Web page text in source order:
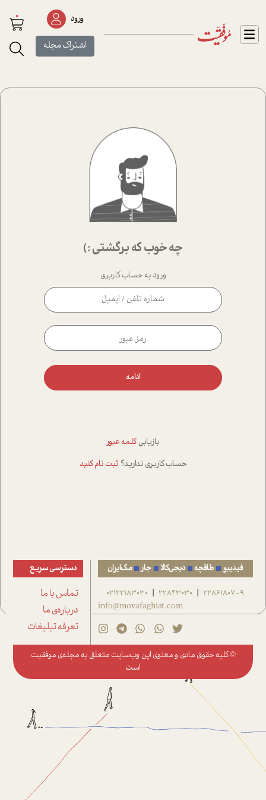
ورود
اشتراک مجله
0
چه خوب که برگشتی :)
ورود به حساب کاربری
ادامه
بازیابی کلمه عبور
حساب کاربری ندارید؟ ثبت نام کنید
فیدیبو طاقچه دیجی‌کالا جار مگ‌ایران
22861807-9
|
22843030
|
02122183030
info@movafaghiat.com
دسترسی سریع
تماس با ما
درباره‌ی ما
تعرفه تبلیغات
© کلیه حقوق مادی و معنوی این وب‌سایت متعلق به مجله‌ی موفقیت
است